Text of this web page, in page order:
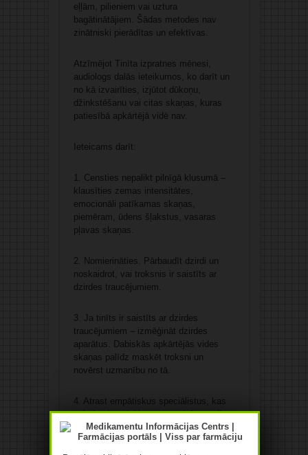
eļļām, pilieniem vai uztura
bagātinātājiem. Šādas metodes nav
zinātniski pierādītas un efektīvas.
Atzīmējot Tinīta izpratnes mēnesi,
audiologs dalās ieteikumos, ko darīt un
no kā izvairīties, izjūtot dūkoņu,
džinkstēšanu vai citas skaņas, kuras
patiesībā apkārtējā vidē nav.
Ieteicams darīt:
1. Censties nepalikt pilnīgā klusumā –
klausīties zemas intensitātes,
emocionāli patīkamas skaņas,
piemēram, ūdens šļakstus, vasaras
pļavas skaņas.
2. Nomierināties. Pārbaudīt dzirdi un
noskaidrot, vai troksnis ir saistīts ar
dzirdes traucējumiem.
3. Ja tinīts ir saistīts ar dzirdes
traucējumiem – izmēģināt dzirdes
aparātus. Dabiskās apkārtējās vides
skaņas palīdz maskēt troksni un
novērst uzmanību no tā.
4. Atrast empātiskus speciālistus, kas
sniedz zinātniski pamatotu informāciju,
un konsultēties ar viņiem.